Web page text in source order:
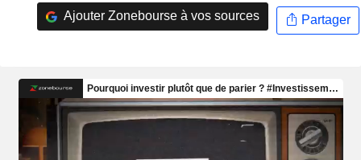
Ajouter Zonebourse à vos sources Partager